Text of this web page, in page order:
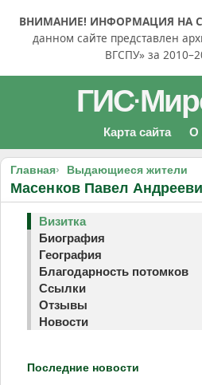
ВНИМАНИЕ! ИНФОРМАЦИЯ НА
данном сайте представлен
ВГСПУ» за
ГИС·
Карта сайта О
Главная Выдающиеся жители
Масенков Павел
Визитка
Биография
География
Благодарность потомков
Ссылки
Отзывы
Новости
Последние новости